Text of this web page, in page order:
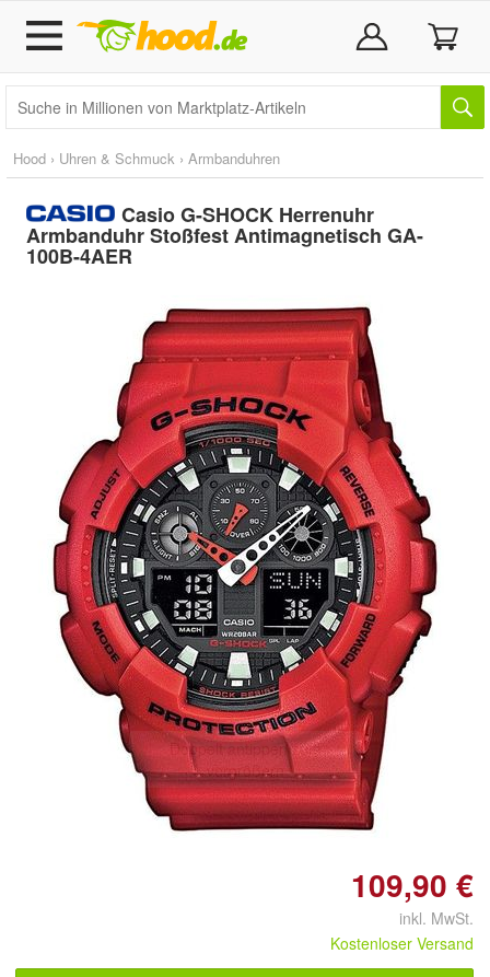
Hood › Uhren & Schmuck › Armbanduhren
Casio G-SHOCK Herrenuhr
Armbanduhr Stoßfest Antimagnetisch GA-
100B-4AER
Doppelt antippen zum
vergrößern
109,90 €
inkl. MwSt.
Kostenloser Versand